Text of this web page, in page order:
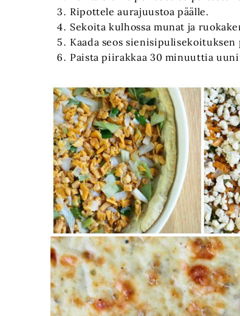
Ripottele aurajuustoa päälle.
Sekoita kulhossa munat ja
Kaada seos sienisipulisekoituksen
Paista piirakkaa 30 minuuttia